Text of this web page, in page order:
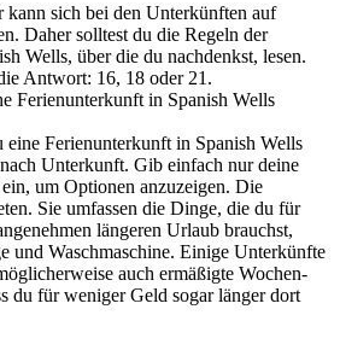
kann sich bei den Unterkünften auf
Daher solltest du die Regeln der
Wells, über die du nachdenkst, lesen.
Antwort: 16, 18 oder 21.
Ferienunterkunft in Spanish Wells
Ferienunterkunft in Spanish Wells
Unterkunft. Gib einfach nur deine
um Optionen anzuzeigen. Die
Sie umfassen die Dinge, die du für
längeren Urlaub brauchst,
und Waschmaschine. Einige Unterkünfte
auch ermäßigte Wochen-
du für weniger Geld sogar länger dort